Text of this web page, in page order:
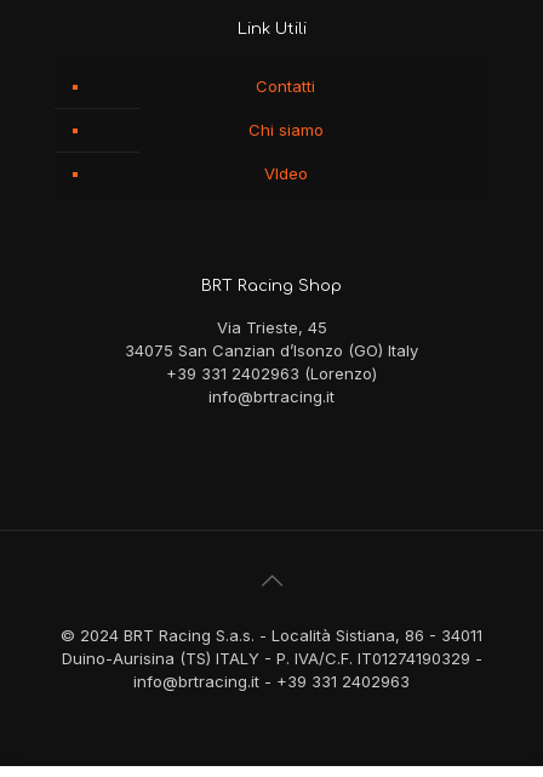
Link Utili
Contatti
Chi siamo
VIdeo
BRT Racing Shop
Via Trieste, 45
34075 San Canzian d’Isonzo (GO) Italy
+39 331 2402963 (Lorenzo)
info@brtracing.it
© 2024 BRT Racing S.a.s. - Località Sistiana, 86 - 34011
Duino-Aurisina (TS) ITALY - P. IVA/C.F. IT01274190329 -
info@brtracing.it - +39 331 2402963